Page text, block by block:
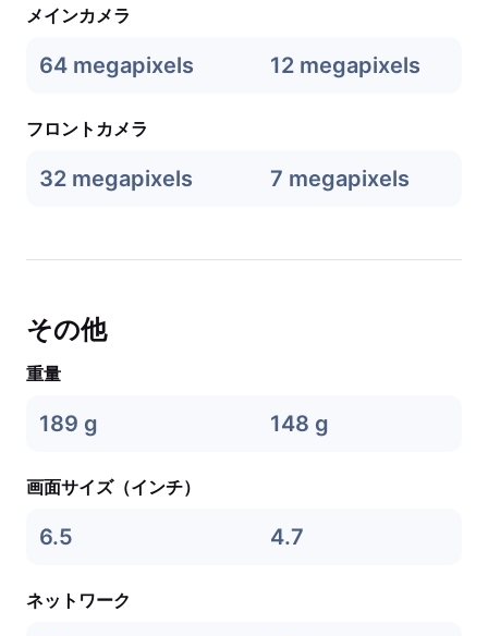
メインカメラ
64 megapixels 12 megapixels
フロントカメラ
32 megapixels 7 megapixels
その他
重量
189 g 148 g
画面サイズ（インチ）
6.5 4.7
ネットワーク